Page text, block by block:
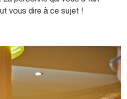
vous dire à ce sujet !